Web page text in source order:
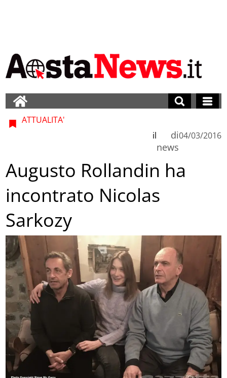
ATTUALITA'
di
news
il 04/03/2016
Augusto Rollandin ha
incontrato Nicolas
Sarkozy